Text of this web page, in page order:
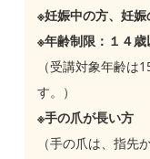
※妊娠中の方、妊
※年齢制限：１４
（受講対象年齢は
す。）
※手の爪が長い方
（手の爪は、指先